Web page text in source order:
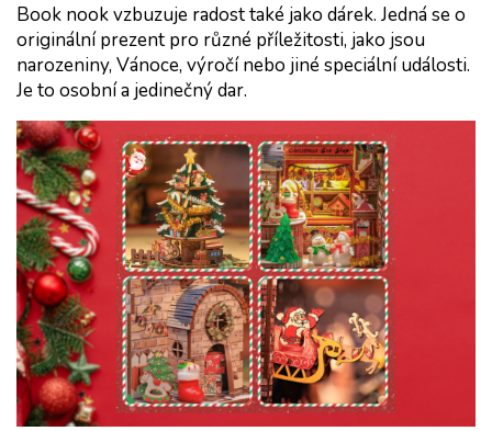
Book nook vzbuzuje radost také jako dárek. Jedná se o
originální prezent pro různé příležitosti, jako jsou
narozeniny, Vánoce, výročí nebo jiné speciální události.
Je to osobní a jedinečný dar.